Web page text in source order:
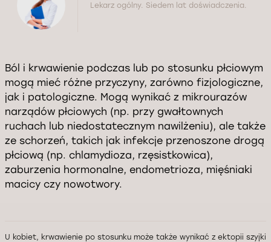
Lekarz ogólny. Siedem lat doświadczenia.
Ból i krwawienie podczas lub po stosunku płciowym
mogą mieć różne przyczyny, zarówno fizjologiczne,
jak i patologiczne. Mogą wynikać z mikrourazów
narządów płciowych (np. przy gwałtownych
ruchach lub niedostatecznym nawilżeniu), ale także
ze schorzeń, takich jak infekcje przenoszone drogą
płciową (np. chlamydioza, rzęsistkowica),
zaburzenia hormonalne, endometrioza, mięśniaki
macicy czy nowotwory.
U kobiet, krwawienie po stosunku może także wynikać z ektopii szyjki